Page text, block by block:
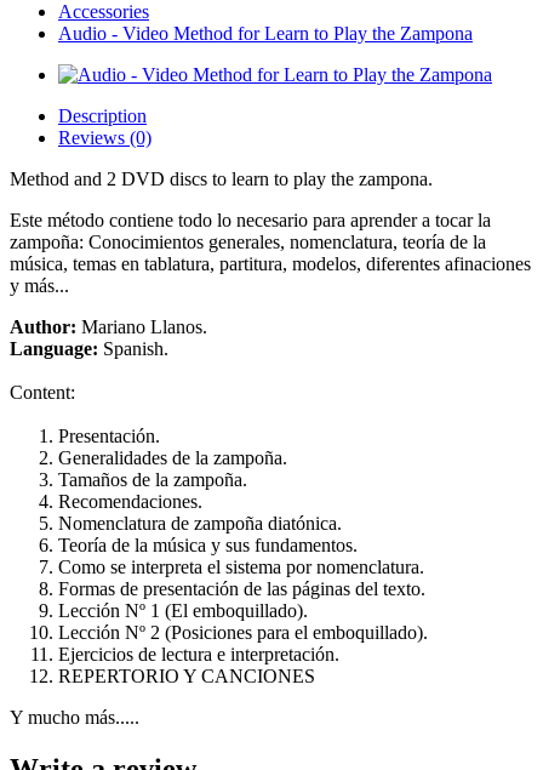
Accessories
Audio - Video Method for Learn to Play the Zampona
Description
Reviews (0)
Method and 2 DVD discs to learn to play the zampona.
Este método contiene todo lo necesario para aprender a tocar la
zampoña: Conocimientos generales, nomenclatura, teoría de la
música, temas en tablatura, partitura, modelos, diferentes afinaciones
y más...
Author: Mariano Llanos.
Language: Spanish.
Content:
Presentación.
Generalidades de la zampoña.
Tamaños de la zampoña.
Recomendaciones.
Nomenclatura de zampoña diatónica.
Teoría de la música y sus fundamentos.
Como se interpreta el sistema por nomenclatura.
Formas de presentación de las páginas del texto.
Lección Nº 1 (El emboquillado).
Lección Nº 2 (Posiciones para el emboquillado).
Ejercicios de lectura e interpretación.
REPERTORIO Y CANCIONES
Y mucho más.....